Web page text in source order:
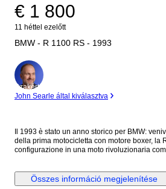
€ 1 800
11 héttel ezelőtt
BMW - R 1100 RS - 1993
Szakértő
John Searle által kiválasztva
Il 1993 è stato un anno storico per BMW:
della prima motocicletta con motore boxer, la
configurazione in una moto rivoluzionaria
passo avanti, pur nella tradizione del bicilindrico boxer
è stato conservato con grande cura, ed è
Összes információ megjelenítése